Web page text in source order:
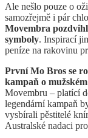
Ale nešlo pouze o
samozřejmě i pár
Movembra
symboly. Inspirací
peníze na rakovinu
První Mo Bros se
kampaň o
Movembru – platící
legendární kampaň
vysbírali pěstitelé
Australské nadaci